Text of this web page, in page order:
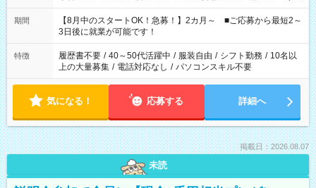
と休みを合わせたい」 「余裕を持って夕飯の準備がしたい」
「できれば残業はしたくない」 など、ご希望を教えてください
ね。 ※Wワーク希望の方へ 今ご覧のお仕事で希望する勤務時間
と、もう1つのお仕事の勤務時間。 合計で週40時間を超える場
合は応募できません。
期間
【8月中のスタートOK！急募！】2カ月～ ■ご応募から最短2～
3日後に就業が可能です！
特徴 履歴書不要 / 40～50代活躍中 / 服装自由 / シフト勤務 / 10名以
上の大量募集 / 電話対応なし / パソコンスキル不要
気になる！ 応募する 詳細へ
掲載日：2026.08.07
未読